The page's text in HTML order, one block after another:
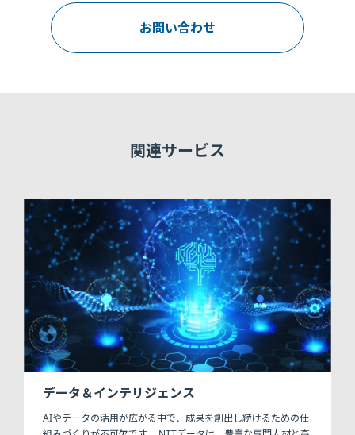
関連サービス
データ＆インテリジェンス
AIやデータの活用が広がる中で、成果を創出し続けるための仕
お問い合わせ